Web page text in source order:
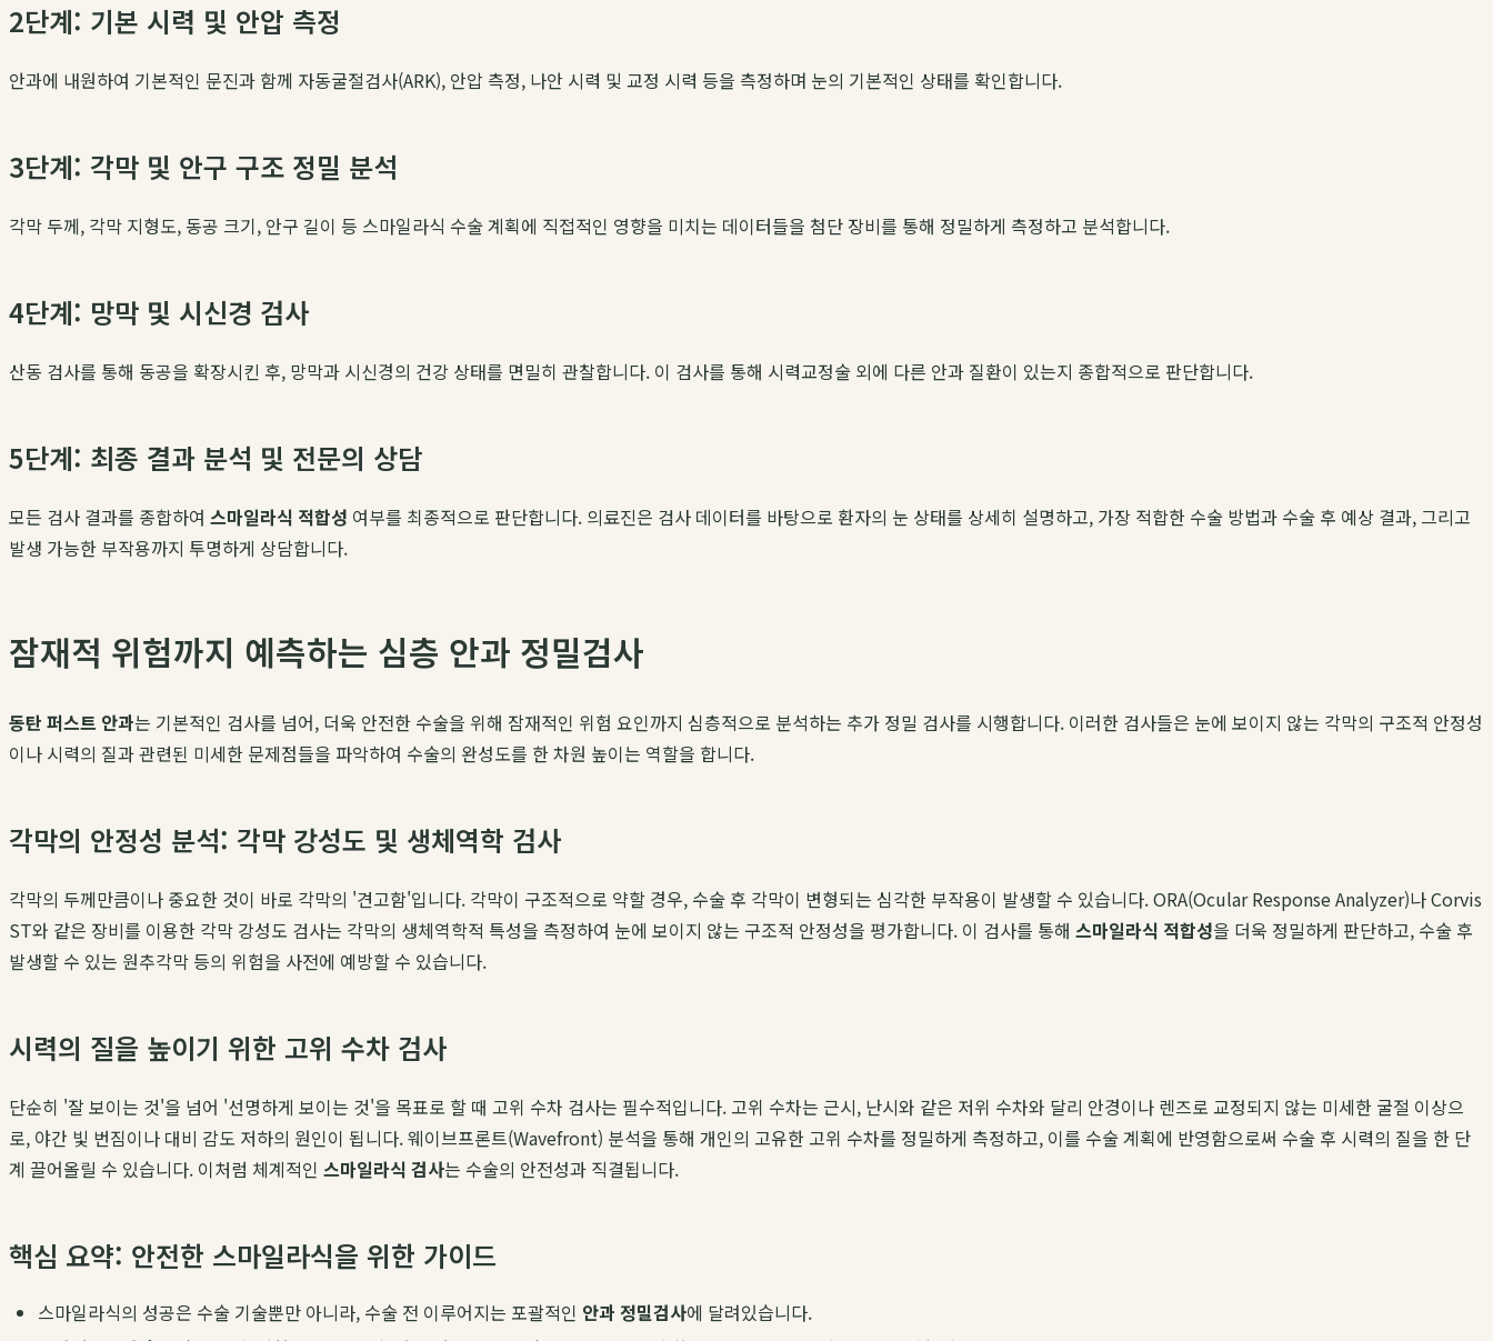
2단계: 기본 시력 및 안압 측정
안과에 내원하여 기본적인 문진과 함께 자동굴절검사(ARK), 안압 측정, 나안 시력 및 교정 시력 등을 측정하며 눈의 기본적인 상태를 확인합니다.
3단계: 각막 및 안구 구조 정밀 분석
각막 두께, 각막 지형도, 동공 크기, 안구 길이 등 스마일라식 수술 계획에 직접적인 영향을 미치는 데이터들을 첨단 장비를 통해 정밀하게 측정하고 분석합니다.
4단계: 망막 및 시신경 검사
산동 검사를 통해 동공을 확장시킨 후, 망막과 시신경의 건강 상태를 면밀히 관찰합니다. 이 검사를 통해 시력교정술 외에 다른 안과 질환이 있는지 종합적으로 판단합니다.
5단계: 최종 결과 분석 및 전문의 상담
모든 검사 결과를 종합하여 스마일라식 적합성 여부를 최종적으로 판단합니다. 의료진은 검사 데이터를 바탕으로 환자의 눈 상태를 상세히 설명하고, 가장 적합한 수술 방법과 수술 후 예상 결과, 그리고
발생 가능한 부작용까지 투명하게 상담합니다.
잠재적 위험까지 예측하는 심층 안과 정밀검사
동탄 퍼스트 안과는 기본적인 검사를 넘어, 더욱 안전한 수술을 위해 잠재적인 위험 요인까지 심층적으로 분석하는 추가 정밀 검사를 시행합니다. 이러한 검사들은 눈에 보이지 않는 각막의 구조적 안정성
이나 시력의 질과 관련된 미세한 문제점들을 파악하여 수술의 완성도를 한 차원 높이는 역할을 합니다.
각막의 안정성 분석: 각막 강성도 및 생체역학 검사
각막의 두께만큼이나 중요한 것이 바로 각막의 '견고함'입니다. 각막이 구조적으로 약할 경우, 수술 후 각막이 변형되는 심각한 부작용이 발생할 수 있습니다. ORA(Ocular Response Analyzer)나 Corvis
ST와 같은 장비를 이용한 각막 강성도 검사는 각막의 생체역학적 특성을 측정하여 눈에 보이지 않는 구조적 안정성을 평가합니다. 이 검사를 통해 스마일라식 적합성을 더욱 정밀하게 판단하고, 수술 후
발생할 수 있는 원추각막 등의 위험을 사전에 예방할 수 있습니다.
시력의 질을 높이기 위한 고위 수차 검사
단순히 '잘 보이는 것'을 넘어 '선명하게 보이는 것'을 목표로 할 때 고위 수차 검사는 필수적입니다. 고위 수차는 근시, 난시와 같은 저위 수차와 달리 안경이나 렌즈로 교정되지 않는 미세한 굴절 이상으
로, 야간 빛 번짐이나 대비 감도 저하의 원인이 됩니다. 웨이브프론트(Wavefront) 분석을 통해 개인의 고유한 고위 수차를 정밀하게 측정하고, 이를 수술 계획에 반영함으로써 수술 후 시력의 질을 한 단
계 끌어올릴 수 있습니다. 이처럼 체계적인 스마일라식 검사는 수술의 안전성과 직결됩니다.
핵심 요약: 안전한 스마일라식을 위한 가이드
스마일라식의 성공은 수술 기술뿐만 아니라, 수술 전 이루어지는 포괄적인 안과 정밀검사에 달려있습니다.